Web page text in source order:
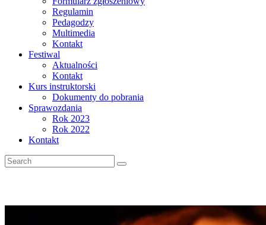
Regulamin
Pedagodzy
Multimedia
Kontakt
Festiwal
Aktualności
Kontakt
Kurs instruktorski
Dokumenty do pobrania
Sprawozdania
Rok 2023
Rok 2022
Kontakt